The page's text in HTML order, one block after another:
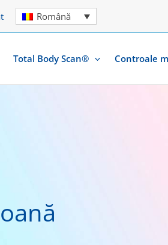
Română
Total Body Scan® Controale